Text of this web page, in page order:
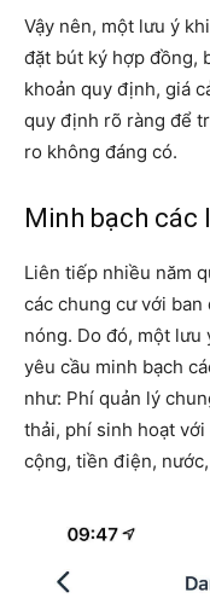
Vậy nên, một lưu ý
đặt bút ký hợp đồng,
khoản quy định, giá
quy định rõ ràng để
ro không đáng có.
Minh bạch các
Liên tiếp nhiều năm
các chung cư với ban
nóng. Do đó, một lưu
yêu cầu minh bạch
như: Phí quản lý
thải, phí sinh hoạt
cộng, tiền điện,